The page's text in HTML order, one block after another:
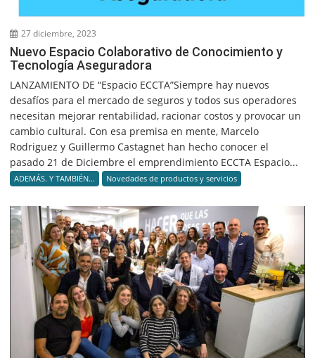
27 diciembre, 2023
Nuevo Espacio Colaborativo de Conocimiento y
Tecnología Aseguradora
LANZAMIENTO DE “Espacio ECCTA”Siempre hay nuevos
desafíos para el mercado de seguros y todos sus operadores
necesitan mejorar rentabilidad, racionar costos y provocar un
cambio cultural. Con esa premisa en mente, Marcelo
Rodriguez y Guillermo Castagnet han hecho conocer el
pasado 21 de Diciembre el emprendimiento ECCTA Espacio...
ADEMÁS. Y TAMBIÉN... Novedades de productos y servicios